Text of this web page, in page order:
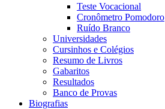
Teste Vocacional
Cronômetro Pomodoro
Ruído Branco
Universidades
Cursinhos e Colégios
Resumo de Livros
Gabaritos
Resultados
Banco de Provas
Biografias